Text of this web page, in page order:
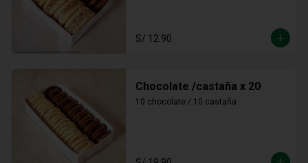
S/ 12.90
Chocolate /castaña x 20
10 chocolate / 10 castaña